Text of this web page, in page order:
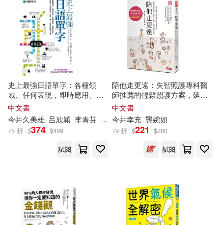
（日）今井信行(1)
（日）今井千尋(1)
（日）今井喬裕(1)
（日）今井孝成（主編）(1)
（日）今井新悟(1)
（日）今井晶也(1)
（日）今井洋子(1)
（日）今井淳(1)
史上最強日語單字：各種領
域、任何表現，即時應用、速
記好查，這輩子只需要這一本
獨一無二的超詳細單字書
中文書
今井久美雄 呂欣穎 李青芬 陳佳昀
75 折 $374 $499
試閱
陪他走更遠：失智照護專科醫
師推薦的輕鬆照護方案，延緩
患者病程發展、減輕家人壓
力，長照必備萬用手冊
中文書
今井幸充 龔婉如
79 折 $221 $280
試閱